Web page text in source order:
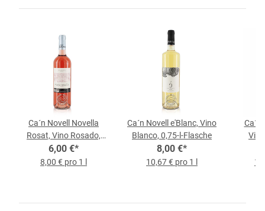
Ca´n Novell Novella
Rosat, Vino Rosado,
0,75-l-Flasche
6,00 €*
8,00 € pro 1 l
Ca´n Novell e'Blanc, Vino
Blanco, 0,75-l-Flasche
8,00 €*
10,67 € pro 1 l
Ca´n